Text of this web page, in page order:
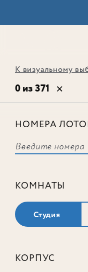
К визуальному
0 из 371
НОМЕРА
КОМНАТЫ
Студия
КОРПУС